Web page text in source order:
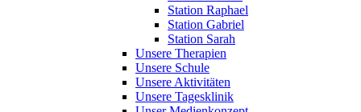
Station Raphael
Station Gabriel
Station Sarah
Unsere Therapien
Unsere Schule
Unsere Aktivitäten
Unsere Tagesklinik